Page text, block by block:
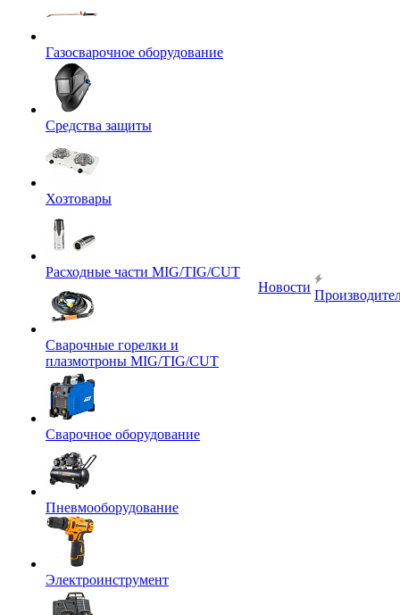
Газосварочное оборудование
Средства защиты
Хозтовары
Расходные части MIG/TIG/CUT
Сварочные горелки и
плазмотроны MIG/TIG/CUT
Сварочное оборудование
Пневмооборудование
Электроинструмент
Новости